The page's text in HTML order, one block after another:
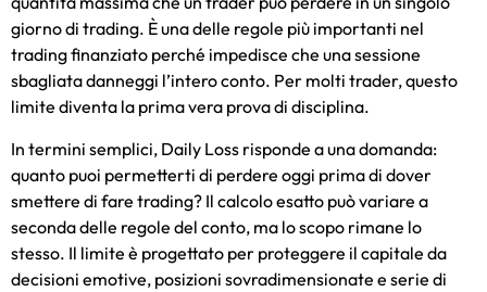
giorno di trading. È una delle regole più importanti nel
trading finanziato perché impedisce che una sessione
sbagliata danneggi l’intero conto. Per molti trader, questo
limite diventa la prima vera prova di disciplina.
In termini semplici, Daily Loss risponde a una domanda:
quanto puoi permetterti di perdere oggi prima di dover
smettere di fare trading? Il calcolo esatto può variare a
seconda delle regole del conto, ma lo scopo rimane lo
stesso. Il limite è progettato per proteggere il capitale da
decisioni emotive, posizioni sovradimensionate e serie di